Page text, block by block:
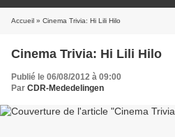
Accueil » Cinema Trivia: Hi Lili Hilo
Cinema Trivia: Hi Lili Hilo
Publié le 06/08/2012 à 09:00
Par CDR-Mededelingen